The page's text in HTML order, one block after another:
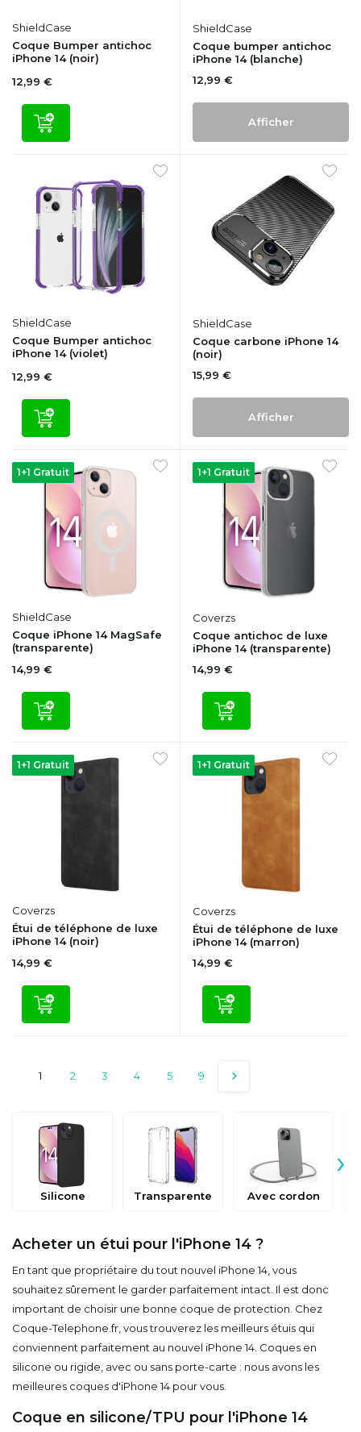
ShieldCase
Coque Bumper antichoc
iPhone 14 (noir)
12,99 €
ShieldCase
Coque bumper antichoc
iPhone 14 (blanche)
12,99 €
Afficher
ShieldCase
Coque Bumper antichoc
iPhone 14 (violet)
12,99 €
ShieldCase
Coque carbone iPhone 14
(noir)
15,99 €
Afficher
1+1 Gratuit
ShieldCase
Coque iPhone 14 MagSafe
(transparente)
14,99 €
1+1 Gratuit
Coverzs
Coque antichoc de luxe
iPhone 14 (transparente)
14,99 €
1+1 Gratuit
Coverzs
Étui de téléphone de luxe
iPhone 14 (noir)
14,99 €
1+1 Gratuit
Coverzs
Étui de téléphone de luxe
iPhone 14 (marron)
14,99 €
1 2 3 4 5 9
Silicone Transparente Avec cordon
›
Acheter un étui pour l'iPhone 14 ?
En tant que propriétaire du tout nouvel iPhone 14, vous
souhaitez sûrement le garder parfaitement intact. Il est donc
important de choisir une bonne coque de protection. Chez
Coque-Telephone.fr, vous trouverez les meilleurs étuis qui
conviennent parfaitement au nouvel iPhone 14. Coques en
silicone ou rigide, avec ou sans porte-carte : nous avons les
meilleures coques d'iPhone 14 pour vous.
Coque en silicone/TPU pour l'iPhone 14